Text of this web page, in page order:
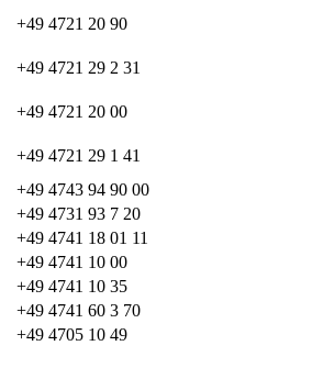
+49 4721 20 90
+49 4721 29 2 31
+49 4721 20 00
+49 4721 29 1 41
+49 4743 94 90 00
+49 4731 93 7 20
+49 4741 18 01 11
+49 4741 10 00
+49 4741 10 35
+49 4741 60 3 70
+49 4705 10 49